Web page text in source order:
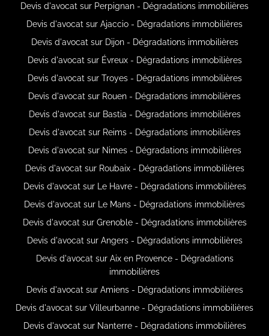
Devis d'avocat sur Perpignan - Dégradations immobilières
Devis d'avocat sur Ajaccio - Dégradations immobilières
Devis d'avocat sur Dijon - Dégradations immobilières
Devis d'avocat sur Évreux - Dégradations immobilières
Devis d'avocat sur Troyes - Dégradations immobilières
Devis d'avocat sur Rouen - Dégradations immobilières
Devis d'avocat sur Bastia - Dégradations immobilières
Devis d'avocat sur Reims - Dégradations immobilières
Devis d'avocat sur Nimes - Dégradations immobilières
Devis d'avocat sur Roubaix - Dégradations immobilières
Devis d'avocat sur Le Havre - Dégradations immobilières
Devis d'avocat sur Le Mans - Dégradations immobilières
Devis d'avocat sur Grenoble - Dégradations immobilières
Devis d'avocat sur Angers - Dégradations immobilières
Devis d'avocat sur Aix en Provence - Dégradations
immobilières
Devis d'avocat sur Amiens - Dégradations immobilières
Devis d'avocat sur Villeurbanne - Dégradations immobilières
Devis d'avocat sur Nanterre - Dégradations immobilières